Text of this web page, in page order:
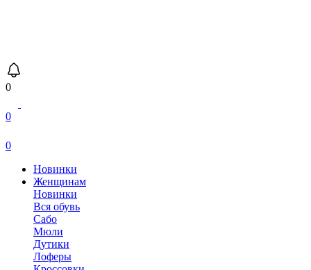
0
0
0
Новинки
Женщинам
Новинки
Вся обувь
Сабо
Мюли
Дутики
Лоферы